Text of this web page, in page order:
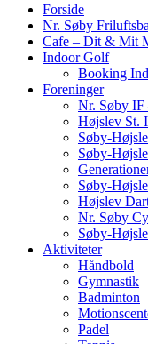
Forside
Nr. Søby
Cafe – Dit & Mit
Indoor Golf
Booking
Foreninger
Nr. Søby
Højslev St.
Søby-
Søby-
Søby-
Højslev
Nr. Søby
Søby-
Aktiviteter
Håndbold
Gymnastik
Badminton
Padel